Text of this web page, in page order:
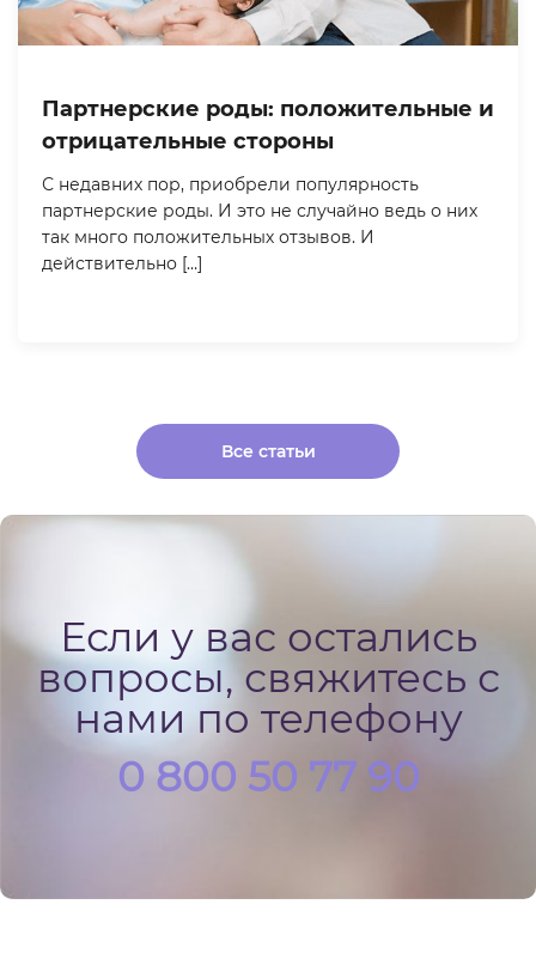
Партнерские роды: положительные и
отрицательные стороны
С недавних пор, приобрели популярность
партнерские роды. И это не случайно ведь о них
так много положительных отзывов. И
действительно […]
Все статьи
Если у вас остались
вопросы, свяжитесь с
нами по телефону
0 800 50 77 90